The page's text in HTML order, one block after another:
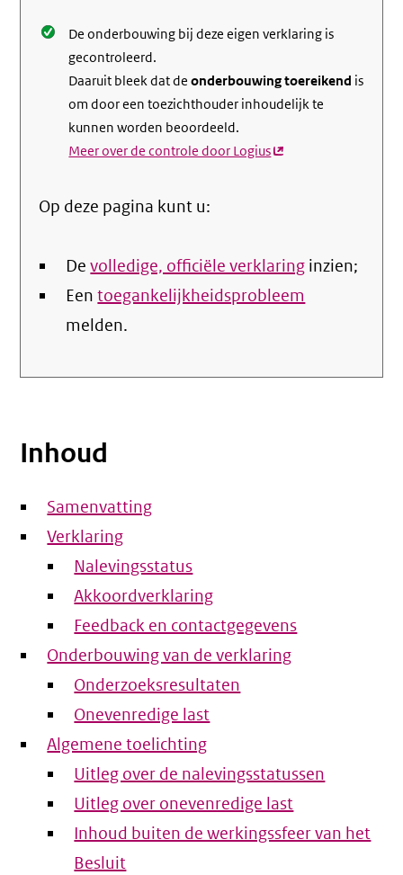
De onderbouwing bij deze eigen verklaring is
gecontroleerd.
Daaruit bleek dat deonderbouwing toereikend is
om door een toezichthouder inhoudelijk te
kunnen worden beoordeeld.
Meer over de controle door Logius(externe
Op deze pagina kunt u:
Devolledige, officiële verklaring inzien;
Eentoegankelijkheidsprobleem
melden.
Inhoud
Samenvatting
Verklaring
Nalevingsstatus
Akkoordverklaring
Feedback en contactgegevens
Onderbouwing van de verklaring
Onderzoeksresultaten
Onevenredige last
Algemene toelichting
Uitleg over de nalevingsstatussen
Uitleg over onevenredige last
Inhoud buiten de werkingssfeer van het
Besluit